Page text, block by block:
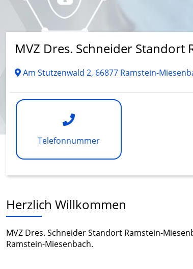
MVZ Dres. Schneider Standort
Am Stutzenwald 2, 66877 Ramstein-
Telefonnummer
Herzlich Willkommen
MVZ Dres. Schneider Standort Ramstein-
Ramstein-Miesenbach.